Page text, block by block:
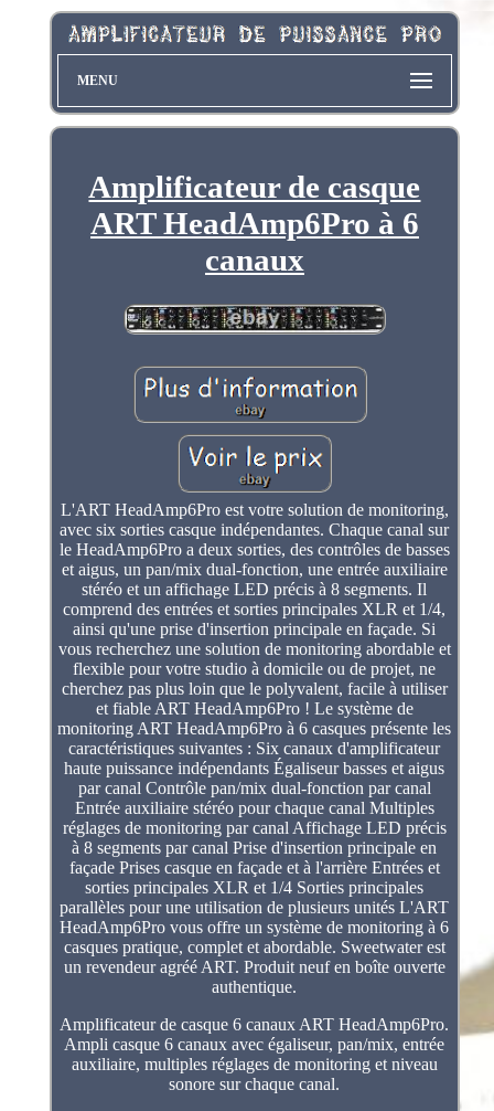
MENU
Amplificateur de casque
ART HeadAmp6Pro à 6
canaux
L'ART HeadAmp6Pro est votre solution de monitoring,
avec six sorties casque indépendantes. Chaque canal sur
le HeadAmp6Pro a deux sorties, des contrôles de basses
et aigus, un pan/mix dual-fonction, une entrée auxiliaire
stéréo et un affichage LED précis à 8 segments. Il
comprend des entrées et sorties principales XLR et 1/4,
ainsi qu'une prise d'insertion principale en façade. Si
vous recherchez une solution de monitoring abordable et
flexible pour votre studio à domicile ou de projet, ne
cherchez pas plus loin que le polyvalent, facile à utiliser
et fiable ART HeadAmp6Pro ! Le système de
monitoring ART HeadAmp6Pro à 6 casques présente les
caractéristiques suivantes : Six canaux d'amplificateur
haute puissance indépendants Égaliseur basses et aigus
par canal Contrôle pan/mix dual-fonction par canal
Entrée auxiliaire stéréo pour chaque canal Multiples
réglages de monitoring par canal Affichage LED précis
à 8 segments par canal Prise d'insertion principale en
façade Prises casque en façade et à l'arrière Entrées et
sorties principales XLR et 1/4 Sorties principales
parallèles pour une utilisation de plusieurs unités L'ART
HeadAmp6Pro vous offre un système de monitoring à 6
casques pratique, complet et abordable. Sweetwater est
un revendeur agréé ART. Produit neuf en boîte ouverte
authentique.
Amplificateur de casque 6 canaux ART HeadAmp6Pro.
Ampli casque 6 canaux avec égaliseur, pan/mix, entrée
auxiliaire, multiples réglages de monitoring et niveau
sonore sur chaque canal.